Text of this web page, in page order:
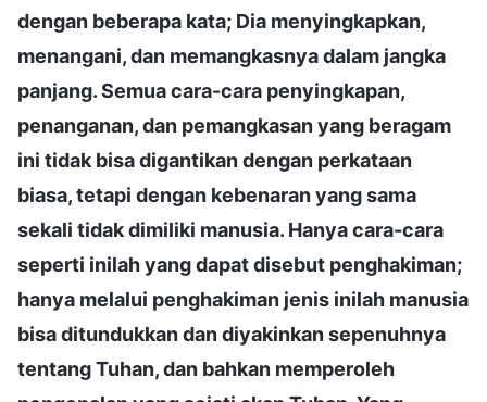
dengan beberapa kata; Dia menyingkapkan,
menangani, dan memangkasnya dalam jangka
panjang. Semua cara-cara penyingkapan,
penanganan, dan pemangkasan yang beragam
ini tidak bisa digantikan dengan perkataan
biasa, tetapi dengan kebenaran yang sama
sekali tidak dimiliki manusia. Hanya cara-cara
seperti inilah yang dapat disebut penghakiman;
hanya melalui penghakiman jenis inilah manusia
bisa ditundukkan dan diyakinkan sepenuhnya
tentang Tuhan, dan bahkan memperoleh